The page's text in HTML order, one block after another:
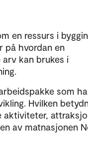
en ressurs i
på hvordan en
kan brukes i
som
Hvilken
aktiviteter,
av matnasjonen